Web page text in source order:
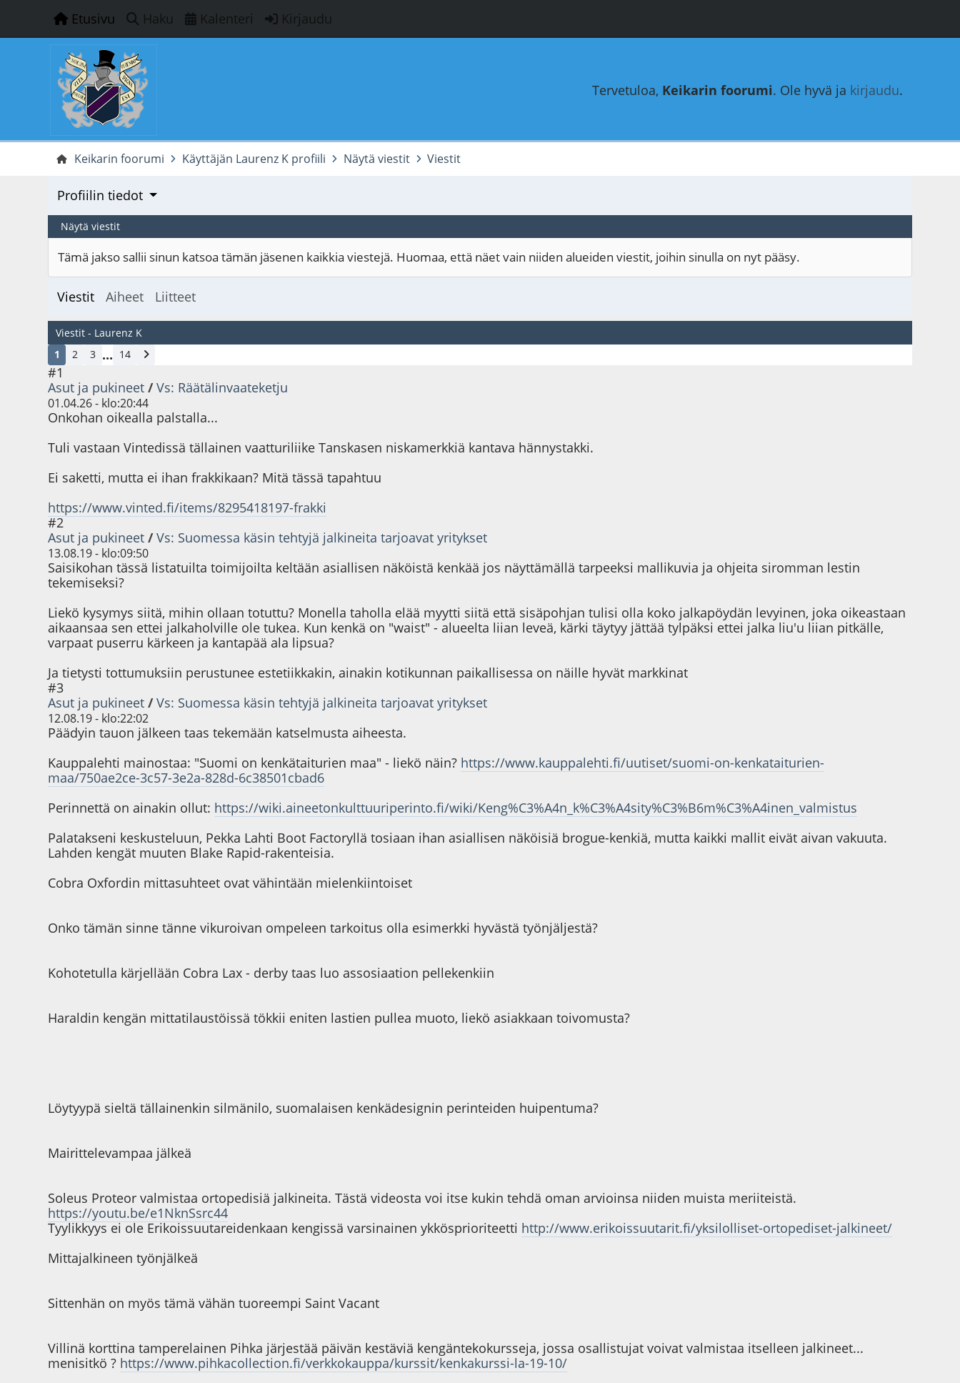
Etusivu Haku Kalenteri Kirjaudu
Tervetuloa, Keikarin foorumi. Ole hyvä ja kirjaudu.
Keikarin foorumi Käyttäjän Laurenz K profiili Näytä viestit Viestit
Profiilin tiedot
Näytä viestit
Tämä jakso sallii sinun katsoa tämän jäsenen kaikkia viestejä. Huomaa, että näet vain niiden alueiden viestit, joihin sinulla on nyt pääsy.
Viestit Aiheet Liitteet
Viestit - Laurenz K
1
2 3 ... 14
#1
Asut ja pukineet /Vs: Räätälinvaateketju
01.04.26 - klo:20:44
Onkohan oikealla palstalla...
Tuli vastaan Vintedissä tällainen vaatturiliike Tanskasen niskamerkkiä kantava hännystakki.
Ei saketti, mutta ei ihan frakkikaan? Mitä tässä tapahtuu
https://www.vinted.fi/items/8295418197-frakki
#2
Asut ja pukineet /Vs: Suomessa käsin tehtyjä jalkineita tarjoavat yritykset
13.08.19 - klo:09:50
Saisikohan tässä listatuilta toimijoilta keltään asiallisen näköistä kenkää jos näyttämällä tarpeeksi mallikuvia ja ohjeita siromman lestin
tekemiseksi?
Liekö kysymys siitä, mihin ollaan totuttu? Monella taholla elää myytti siitä että sisäpohjan tulisi olla koko jalkapöydän levyinen, joka oikeastaan
aikaansaa sen ettei jalkaholville ole tukea. Kun kenkä on "waist" - alueelta liian leveä, kärki täytyy jättää tylpäksi ettei jalka liu'u liian pitkälle,
varpaat puserru kärkeen ja kantapää ala lipsua?
Ja tietysti tottumuksiin perustunee estetiikkakin, ainakin kotikunnan paikallisessa on näille hyvät markkinat
#3
Asut ja pukineet /Vs: Suomessa käsin tehtyjä jalkineita tarjoavat yritykset
12.08.19 - klo:22:02
Päädyin tauon jälkeen taas tekemään katselmusta aiheesta.
Kauppalehti mainostaa: "Suomi on kenkätaiturien maa" - liekö näin? https://www.kauppalehti.fi/uutiset/suomi-on-kenkataiturien-
maa/750ae2ce-3c57-3e2a-828d-6c38501cbad6
Perinnettä on ainakin ollut: https://wiki.aineetonkulttuuriperinto.fi/wiki/Keng%C3%A4n_k%C3%A4sity%C3%B6m%C3%A4inen_valmistus
Palatakseni keskusteluun, Pekka Lahti Boot Factoryllä tosiaan ihan asiallisen näköisiä brogue-kenkiä, mutta kaikki mallit eivät aivan vakuuta.
Lahden kengät muuten Blake Rapid-rakenteisia.
Cobra Oxfordin mittasuhteet ovat vähintään mielenkiintoiset
Onko tämän sinne tänne vikuroivan ompeleen tarkoitus olla esimerkki hyvästä työnjäljestä?
Kohotetulla kärjellään Cobra Lax - derby taas luo assosiaation pellekenkiin
Haraldin kengän mittatilaustöissä tökkii eniten lastien pullea muoto, liekö asiakkaan toivomusta?
Löytyypä sieltä tällainenkin silmänilo, suomalaisen kenkädesignin perinteiden huipentuma?
Mairittelevampaa jälkeä
Soleus Proteor valmistaa ortopedisiä jalkineita. Tästä videosta voi itse kukin tehdä oman arvioinsa niiden muista meriiteistä.
https://youtu.be/e1NknSsrc44
Tyylikkyys ei ole Erikoissuutareidenkaan kengissä varsinainen ykkösprioriteetti http://www.erikoissuutarit.fi/yksilolliset-ortopediset-jalkineet/
Mittajalkineen työnjälkeä
Sittenhän on myös tämä vähän tuoreempi Saint Vacant
Villinä korttina tamperelainen Pihka järjestää päivän kestäviä kengäntekokursseja, jossa osallistujat voivat valmistaa itselleen jalkineet...
menisitkö ? https://www.pihkacollection.fi/verkkokauppa/kurssit/kenkakurssi-la-19-10/